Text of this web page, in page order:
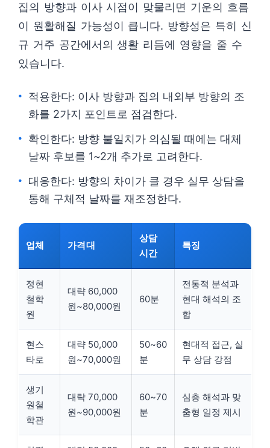
집의 방향과 이사 시점이 맞물리면 기운의 흐름
이 원활해질 가능성이 큽니다. 방향성은 특히 신
규 거주 공간에서의 생활 리듬에 영향을 줄 수
있습니다.
적용한다: 이사 방향과 집의 내외부 방향의 조
화를 2가지 포인트로 점검한다.
확인한다: 방향 불일치가 의심될 때에는 대체
날짜 후보를 1~2개 추가로 고려한다.
대응한다: 방향의 차이가 클 경우 실무 상담을
통해 구체적 날짜를 재조정한다.
업체 가격대
상담
시간
특징
정현
철학
원
대략 60,000
원~80,000원
60분
전통적 분석과
현대 해석의 조
합
현스
타로
대략 50,000
원~70,000원
50~60
분
현대적 접근, 실
무 상담 강점
생기
원철
학관
대략 70,000
원~90,000원
60~70
분
심층 해석과 맞
춤형 일정 제시